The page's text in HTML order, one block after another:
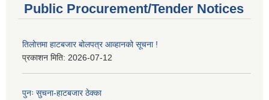
Public Procurement/Tender Notices
तिलोत्तमा हाटबजार बोलपत्र आव्हानको सूचना !
प्रकाशन मिति: 2026-07-12
पुनः सुचना-हाटबजार ठेक्का